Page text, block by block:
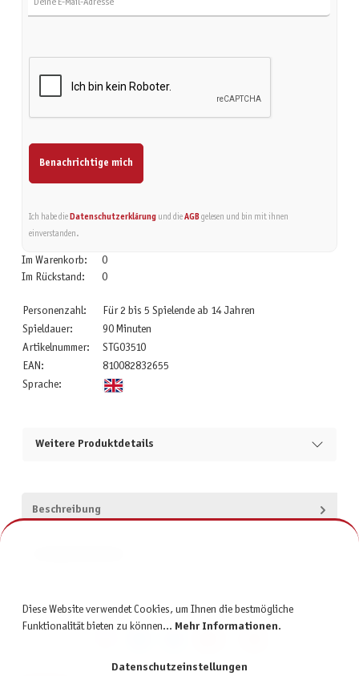
Benachrichtige mich
Ich habe die Datenschutzerklärungund die AGBgelesen und bin mit ihnen
einverstanden.
Im Warenkorb:
0
Im Rückstand:
0
Personenzahl:
Für 2 bis 5 Spielende ab 14 Jahren
Spieldauer:
90 Minuten
Artikelnummer:
STG03510
EAN:
810082832655
Sprache:
Weitere Produktdetails
Beschreibung
Diese Website verwendet Cookies, um Ihnen die bestmögliche
Funktionalität bieten zu können... Mehr Informationen.
Datenschutzeinstellungen